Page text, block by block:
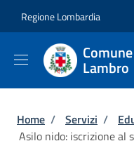
Regione Lombardia
Lambro
Briciole di
Home / Servizi /
Asilo nido: iscrizione al